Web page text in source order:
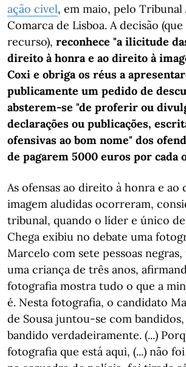
ação cível, em maio, pelo Tribunal
Comarca de Lisboa. A decisão
recurso), reconhece "a ilicitude
direito à honra e ao direito à
Coxi e obriga os réus a
publicamente um pedido de
absterem-se "de proferir ou
declarações ou publicações,
ofensivas ao bom nome" dos
de pagarem 5000 euros por cada
As ofensas ao direito à honra e ao
imagem aludidas ocorreram,
tribunal, quando o líder e único
Chega exibiu no debate uma
Marcelo com sete pessoas negras,
uma criança de três anos,
fotografia mostra tudo o que a
é. Nesta fotografia, o candidato
de Sousa juntou-se com
bandido verdadeiramente. (...)
fotografia que está aqui, (...) não